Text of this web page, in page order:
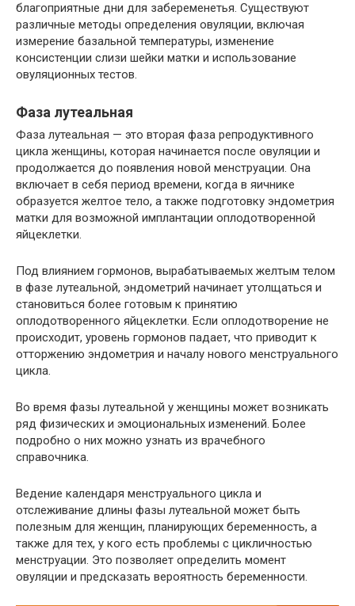
благоприятные дни для забеременетья. Существуют
различные методы определения овуляции, включая
измерение базальной температуры, изменение
консистенции слизи шейки матки и использование
овуляционных тестов.
Фаза лутеальная
Фаза лутеальная — это вторая фаза репродуктивного
цикла женщины, которая начинается после овуляции и
продолжается до появления новой менструации. Она
включает в себя период времени, когда в яичнике
образуется желтое тело, а также подготовку эндометрия
матки для возможной имплантации оплодотворенной
яйцеклетки.
Под влиянием гормонов, вырабатываемых желтым телом
в фазе лутеальной, эндометрий начинает утолщаться и
становиться более готовым к принятию
оплодотворенного яйцеклетки. Если оплодотворение не
происходит, уровень гормонов падает, что приводит к
отторжению эндометрия и началу нового менструального
цикла.
Во время фазы лутеальной у женщины может возникать
ряд физических и эмоциональных изменений. Более
подробно о них можно узнать из врачебного
справочника.
Ведение календаря менструального цикла и
отслеживание длины фазы лутеальной может быть
полезным для женщин, планирующих беременность, а
также для тех, у кого есть проблемы с цикличностью
менструации. Это позволяет определить момент
овуляции и предсказать вероятность беременности.